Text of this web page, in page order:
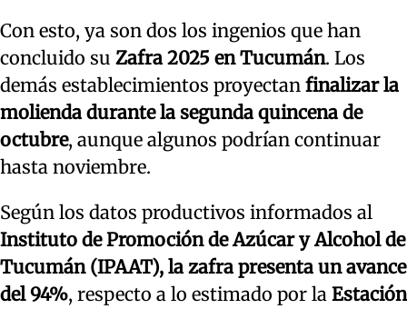
Con esto, ya son dos los ingenios que han
concluido su Zafra 2025 en Tucumán. Los
demás establecimientos proyectan finalizar la
molienda durante la segunda quincena de
octubre, aunque algunos podrían continuar
hasta noviembre.
Según los datos productivos informados al
Instituto de Promoción de Azúcar y Alcohol de
Tucumán (IPAAT), la zafra presenta un avance
del 94%, respecto a lo estimado por la Estación